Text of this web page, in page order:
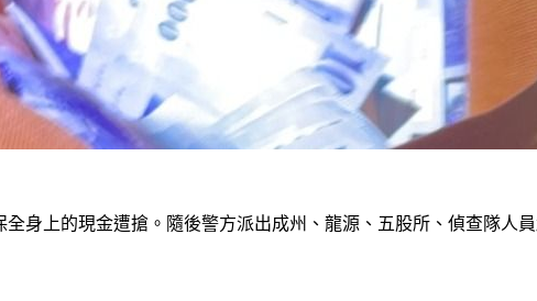
身上的現金遭搶。隨後警方派出成州、龍源、五股所、偵查隊人